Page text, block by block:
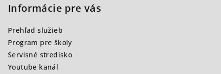
Informácie pre vás
Prehľad služieb
Program pre školy
Servisné stredisko
Youtube kanál